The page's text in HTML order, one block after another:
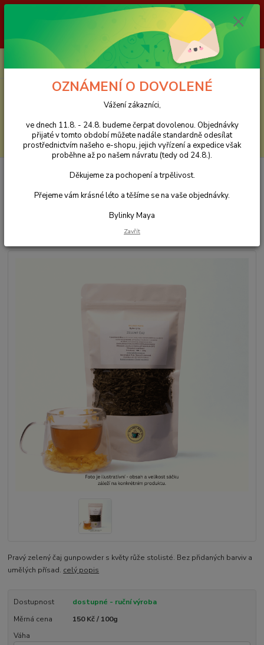
Vážení zákazníci, ve dnech 11.8. - 24.8. budeme čerpat dovolenou.
Objednávky přijaté v tomto období můžete nadále standardně odesílat
prostřednictvím našeho e-shopu, jejich vyřízení a expedice však proběhne
až po našem návratu (tedy od 24.8.). Děkujeme za pochopení a trpělivost.
CZK
Hledat
0
za0 Kč
Zelený čaj s růžovými plátky – 50 g
Zelený čaj s růžovými plátky – 50
Pravý zelený čaj gunpowder s květy růže stolisté. Bez přidaných barviv a
umělých přísad. celý popis
Dostupnost
dostupné - ruční výroba
Měrná cena
150 Kč / 100g
Váha
OZNÁMENÍ O DOVOLENÉ
Vážení zákazníci,
ve dnech 11.8. - 24.8. budeme čerpat dovolenou. Objednávky
přijaté v tomto období můžete nadále standardně odesílat
prostřednictvím našeho e-shopu, jejich vyřízení a expedice však
proběhne až po našem návratu (tedy od 24.8.).
Děkujeme za pochopení a trpělivost.
Přejeme vám krásné léto a těšíme se na vaše objednávky.
Bylinky Maya
Zavřít